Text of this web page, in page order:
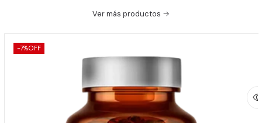
Ver más productos
-7%OFF